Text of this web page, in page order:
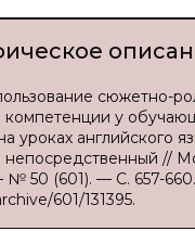
сюжетно-
компетенции у
уроках английского
непосредственный //
50 (601). — С. 657-
601/131395.